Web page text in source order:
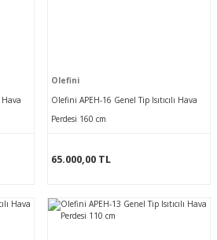
Hava
Olefini
Olefini APEH-16 Genel Tip Isıtıcılı Hava
Perdesi 160 cm
65.000,00 TL